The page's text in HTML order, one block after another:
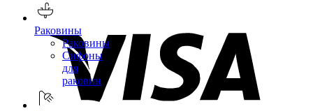
Раковины
Раковины
Сифоны
для
раковин